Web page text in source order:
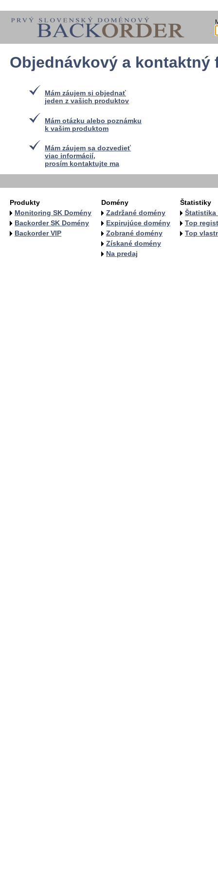
Objednávkový a kontaktný
Mám záujem si objednať
jeden z vašich produktov
Mám otázku alebo poznámku
k vašim produktom
Mám záujem sa dozvedieť
viac informácií,
prosím kontaktujte ma
Produkty
Monitoring SK Domény
Backorder SK Domény
Backorder VIP
Domény
Zadržané domény
Expirujúce domény
Zobrané domény
Získané domény
Na predaj
Štatistiky
Štatistika
Top
Top